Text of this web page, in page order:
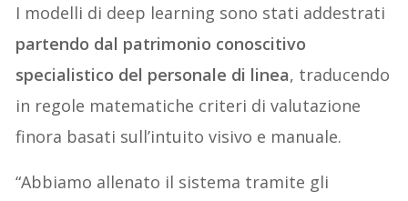
I modelli di deep learning sono stati addestrati
partendo dal patrimonio conoscitivo
specialistico del personale di linea, traducendo
in regole matematiche criteri di valutazione
finora basati sull’intuito visivo e manuale.
“Abbiamo allenato il sistema tramite gli